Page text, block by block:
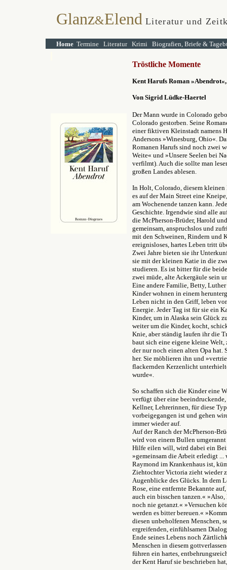
Glanz&Elend Literatur und
Home Termine Literatur Krimi Biografien, Briefe &
Tröstliche Momente
Kent Harufs Roman
Von Sigrid Lüdke-Haertel
Der Mann wurde in Colorado
Colorado gestorben. Seine
einer fiktiven Kleinstadt namens
Andersons »Winesburg, Ohio«.
Romanen Harufs sind noch zwei
Weite« und »Unsere Seelen bei
verfilmt). Auch die sollte man
großen Landes ablesen.
In Holt, Colorado, diesem
es auf der Main Street eine
am Wochenende tanzen kann.
Geschichte. Irgendwie sind alle
die McPherson-Brüder, Harold
gemeinsam, anspruchslos und
mit den Schweinen, Rindern und
ereignisloses, hartes Leben tritt
Zwei Jahre bieten sie ihr
sie mit der kleinen Katie in die
studieren. Es ist bitter für die
zwei müde, alte Ackergäule sein
Eine andere Familie, Betty,
Kinder wohnen in einem
Leben nicht in den Griff, leben
Energie. Jeder Tag ist für sie ein
Kinder, um in Alaska sein Glück
weiter um die Kinder, kocht,
Knie, aber ständig laufen ihr die
baut sich eine eigene kleine
der nur noch einen alten Opa hat.
her. Sie möblieren ihn und
flackernden Kerzenlicht
wurde«.
So schaffen sich die Kinder eine
verfügt über eine
Kellner, Lehrerinnen, für diese
vorbeigegangen ist und gehen
immer wieder auf.
Auf der Ranch der McPherson-
wird von einem Bullen
Hilfe eilen will, wird dabei ein
»gemeinsam die Arbeit erledigt ...
Raymond im Krankenhaus ist,
Ziehtochter Victoria zieht wieder
Augenblicke des Glücks. In dem
Rose, eine entfernte Bekannte
auch ein bisschen tanzen.«
noch nie getanzt.« »Versuchen
werden es bitter bereuen.«
diesen unbeholfenen Menschen,
ergreifenden, einfühlsamen
Ende seines Lebens noch
Menschen in diesem
führen ein hartes,
der Kent Haruf sie beschrieben